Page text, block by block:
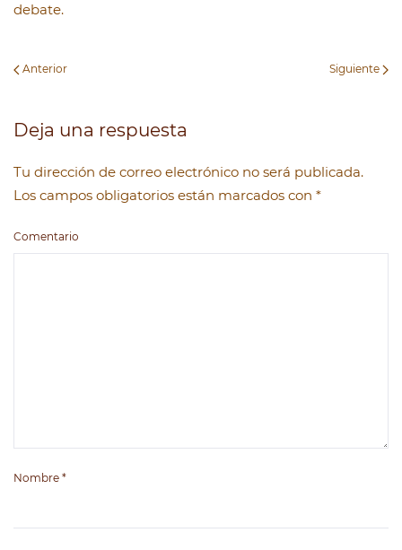
debate.
Anterior Siguiente
Deja una respuesta
Tu dirección de correo electrónico no será publicada.
Los campos obligatorios están marcados con *
Comentario
Nombre *